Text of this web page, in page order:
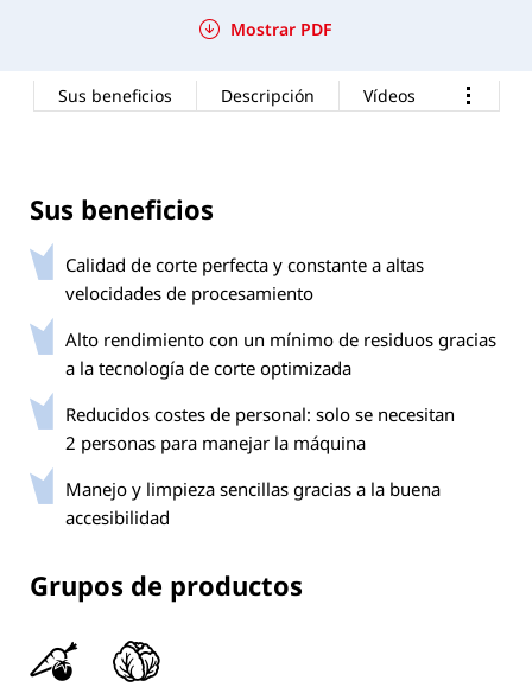
Mostrar PDF
Sus beneficios Descripción Vídeos
Sus beneficios
Calidad de corte perfecta y constante a altas
velocidades de procesamiento
Alto rendimiento con un mínimo de residuos gracias
a la tecnología de corte optimizada
Reducidos costes de personal: solo se necesitan
2 personas para manejar la máquina
Manejo y limpieza sencillas gracias a la buena
accesibilidad
Grupos de productos